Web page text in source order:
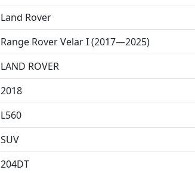
Land Rover
Range Rover Velar I (2017—2025)
LAND ROVER
2018
L560
SUV
204DT